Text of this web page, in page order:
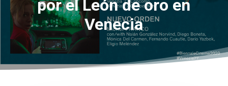
por el León de oro en
Venecia